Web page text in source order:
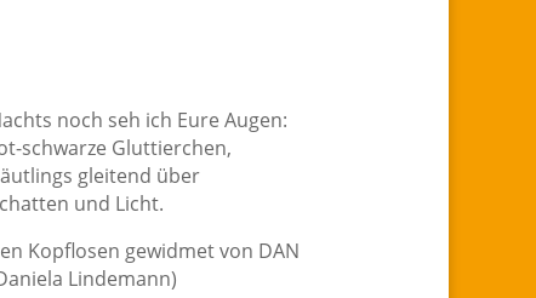
noch seh ich Eure Augen:
schwarze Gluttierchen,
gleitend über
und Licht.
Kopflosen gewidmet von DAN
Lindemann)